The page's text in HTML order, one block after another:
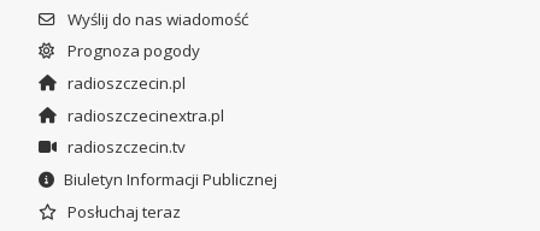
Wyślij do nas wiadomość
Prognoza pogody
radioszczecin.pl
radioszczecinextra.pl
radioszczecin.tv
Biuletyn Informacji Publicznej
Posłuchaj teraz